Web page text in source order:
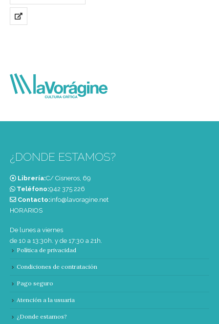
¿DONDE ESTAMOS?
Librería:C/ Cisneros, 69
Teléfono:‭942 375 226‬
Contacto:info@lavoragine.net
HORARIOS
De lunes a viernes
de 10 a 13:30h. y de 17:30 a 21h.
Política de privacidad
Condiciones de contratación
Pago seguro
Atención a la usuaria
¿Donde estamos?